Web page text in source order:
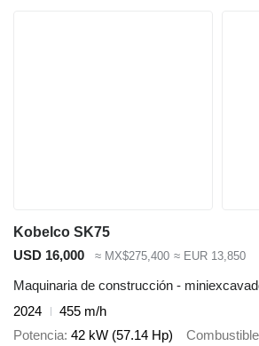
Kobelco SK75
USD 16,000
≈ MX$275,400 ≈ EUR 13,850
Maquinaria de construcción -
2024
455 m/h
Potencia 42 kW (57.14 Hp) Combustible